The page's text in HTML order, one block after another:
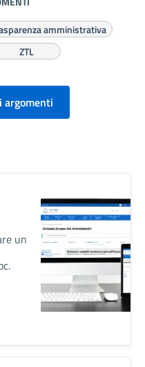
amministrativa
ZTL
un